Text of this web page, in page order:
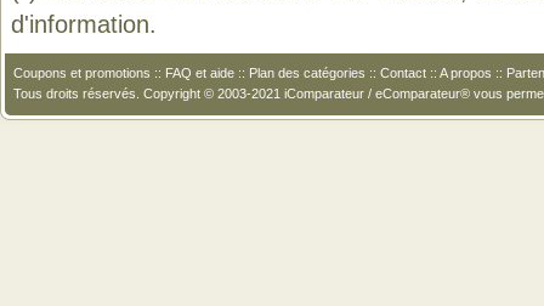
d'information.
Coupons et promotions :: FAQ et aide :: Plan des catégories :: Contact :: A propos ::
Tous droits réservés. Copyright © 2003-2021 iComparateur / eComparateur® vous